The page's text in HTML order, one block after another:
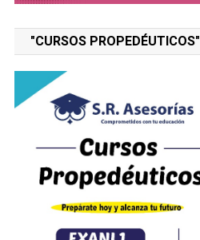
"CURSOS PROPEDÉUTICOS"